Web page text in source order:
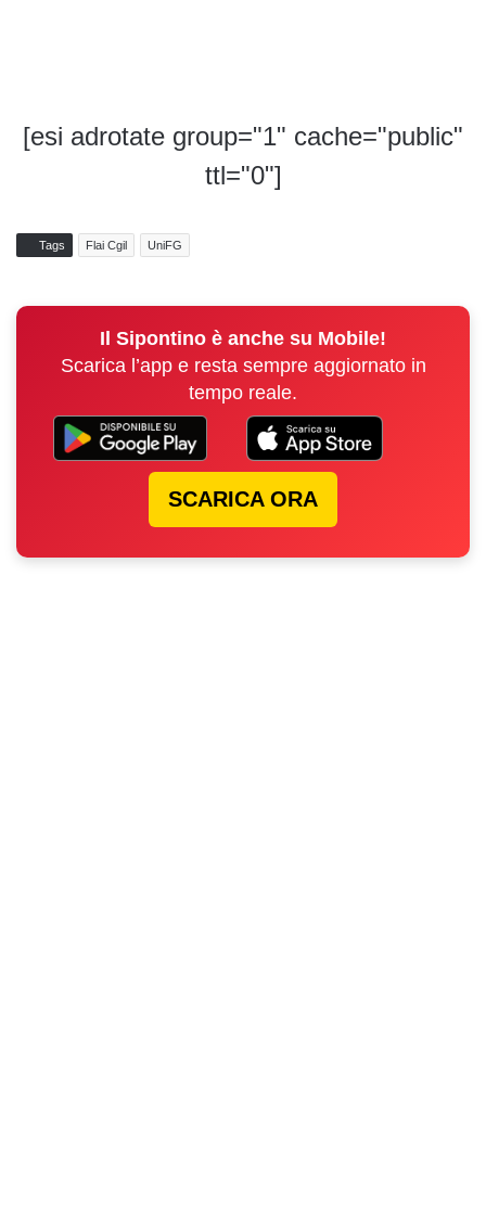
[esi adrotate group="1" cache="public"
ttl="0"]
Tags Flai Cgil UniFG
Il Sipontino è anche su Mobile!
Scarica l’app e resta sempre aggiornato in
tempo reale.
SCARICA ORA